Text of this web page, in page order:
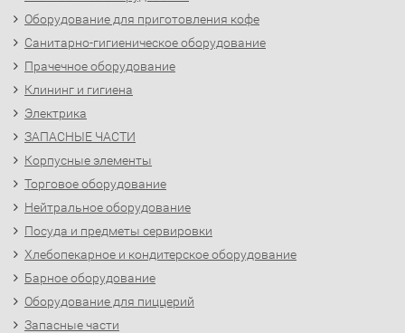
Оборудование для приготовления кофе
Санитарно-гигиеническое оборудование
Прачечное оборудование
Клининг и гигиена
Электрика
ЗАПАСНЫЕ ЧАСТИ
Корпусные элементы
Торговое оборудование
Нейтральное оборудование
Посуда и предметы сервировки
Хлебопекарное и кондитерское оборудование
Барное оборудование
Оборудование для пиццерий
Запасные части